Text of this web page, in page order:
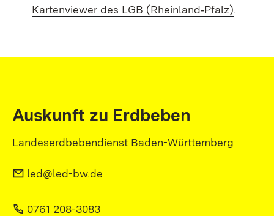
Kartenviewer des LGB (Rheinland‑Pfalz).
Auskunft zu Erdbeben
Landeserdbebendienst Baden-Württemberg
led@led-bw.de
0761 208-3083